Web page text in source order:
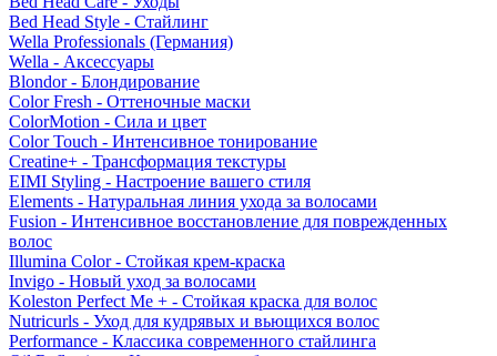
Bed Head Style - Стайлинг
Wella Professionals (Германия)
Wella - Аксессуары
Blondor - Блондирование
Color Fresh - Оттеночные маски
ColorMotion - Сила и цвет
Color Touch - Интенсивное тонирование
Creatine+ - Трансформация текстуры
EIMI Styling - Настроение вашего стиля
Elements - Натуральная линия ухода за волосами
Fusion - Интенсивное восстановление для поврежденных
волос
Illumina Color - Стойкая крем-краска
Invigo - Новый уход за волосами
Koleston Perfect Me + - Стойкая краска для волос
Nutricurls - Уход для кудрявых и вьющихся волос
Performance - Классика современного стайлинга